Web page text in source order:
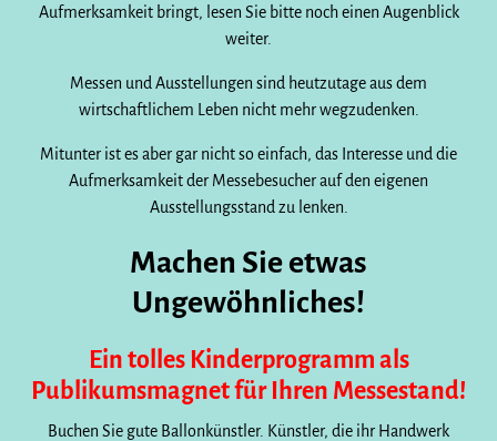
Aufmerksamkeit bringt, lesen Sie bitte noch einen Augenblick
weiter.
Messen und Ausstellungen sind heutzutage aus dem
wirtschaftlichem Leben nicht mehr wegzudenken.
Mitunter ist es aber gar nicht so einfach, das Interesse und die
Aufmerksamkeit der Messebesucher auf den eigenen
Ausstellungsstand zu lenken.
Machen Sie etwas
Ungewöhnliches!
Ein tolles Kinderprogramm als
Publikumsmagnet für Ihren Messestand!
Buchen Sie gute Ballonkünstler. Künstler, die ihr Handwerk